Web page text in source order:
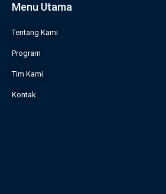
Menu Utama
Tentang Kami
Program
Tim Kami
Kontak